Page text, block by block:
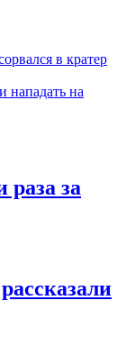
в кратер
нападать на
за